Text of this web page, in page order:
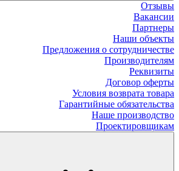
Отзывы
Вакансии
Партнеры
Наши объекты
Предложения о сотрудничестве
Производителям
Реквизиты
Договор оферты
Условия возврата товара
Гарантийные обязательства
Наше производство
Проектировщикам